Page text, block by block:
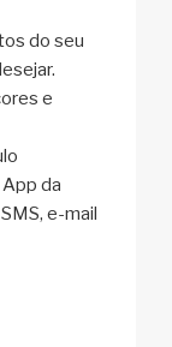
do seu
e
da
e-mail